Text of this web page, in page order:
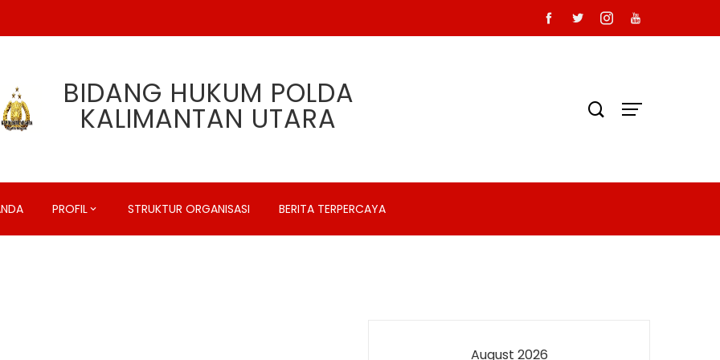
BIDANG HUKUM POLDA
KALIMANTAN UTARA
PROFIL STRUKTUR ORGANISASI BERITA TERPERCAYA
August 2026